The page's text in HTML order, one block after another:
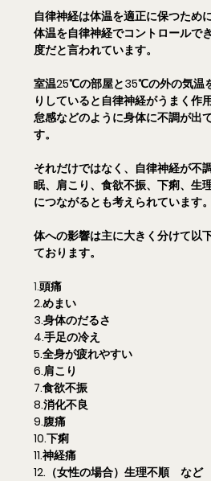
自律神経は体温を適正に保つため
体温を自律神経でコントロールで
度だと言われています。
室温25℃の部屋と35℃の外の気温
りしていると自律神経がうまく作
怠感などのように身体に不調が出
す。
それだけではなく、自律神経が不
眠、肩こり、食欲不振、下痢、生
につながるとも考えられています。
体への影響は主に大きく分けて以
ております。
1.頭痛
2.めまい
3.身体のだるさ
4.手足の冷え
5.全身が疲れやすい
6.肩こり
7.食欲不振
8.消化不良
9.腹痛
10.下痢
11.神経痛
12.（女性の場合）生理不順　など